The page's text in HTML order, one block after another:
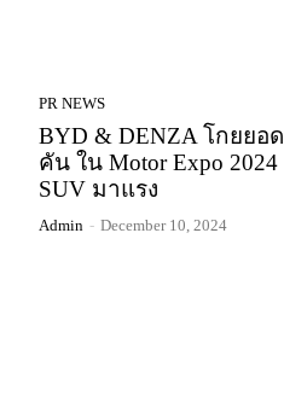
PR NEWS
BYD & DENZA โกยยอ
คัน ใน Motor Expo
SUV มาแรง
Admin - December 10, 2024